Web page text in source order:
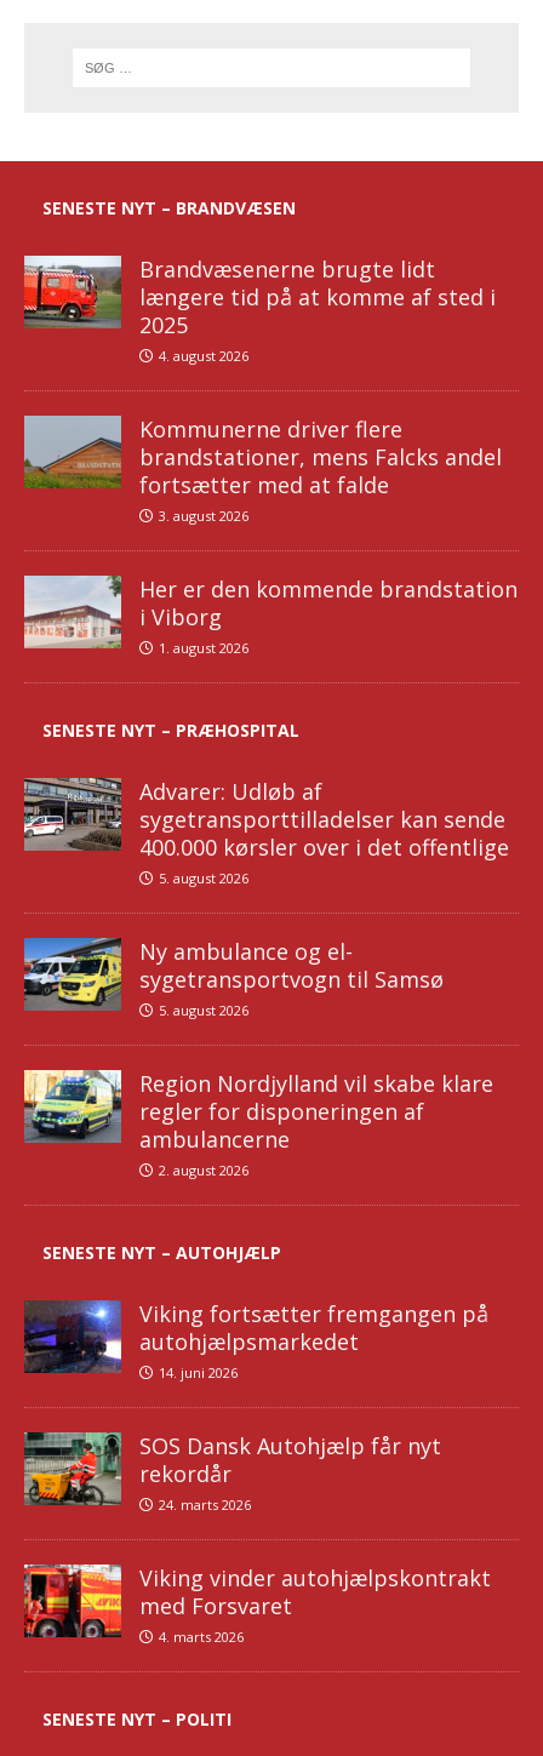
SENESTE NYT – BRANDVÆSEN
Brandvæsenerne brugte lidt
længere tid på at komme af sted i
2025
4. august 2026
Kommunerne driver flere
brandstationer, mens Falcks andel
fortsætter med at falde
3. august 2026
Her er den kommende brandstation
i Viborg
1. august 2026
SENESTE NYT – PRÆHOSPITAL
Advarer: Udløb af
sygetransporttilladelser kan sende
400.000 kørsler over i det offentlige
5. august 2026
Ny ambulance og el-
sygetransportvogn til Samsø
5. august 2026
Region Nordjylland vil skabe klare
regler for disponeringen af
ambulancerne
2. august 2026
SENESTE NYT – AUTOHJÆLP
Viking fortsætter fremgangen på
autohjælpsmarkedet
14. juni 2026
SOS Dansk Autohjælp får nyt
rekordår
24. marts 2026
Viking vinder autohjælpskontrakt
med Forsvaret
4. marts 2026
SENESTE NYT – POLITI